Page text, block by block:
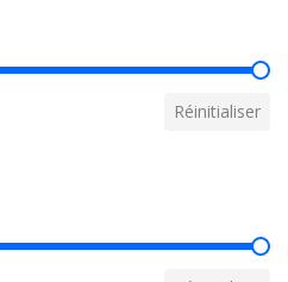
Réinitialiser